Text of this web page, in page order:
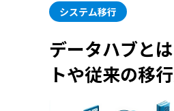
システム移行
データハブと
トや従来の移